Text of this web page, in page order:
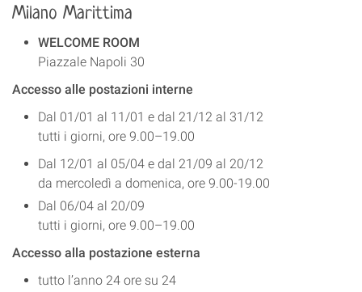
Milano Marittima
WELCOME ROOM
Piazzale Napoli 30
Accesso alle postazioni interne
Dal 01/01 al 11/01 e dal 21/12 al 31/12
tutti i giorni, ore 9.00–19.00
Dal 12/01 al 05/04 e dal 21/09 al 20/12
da mercoledì a domenica, ore 9.00-19.00
Dal 06/04 al 20/09
tutti i giorni, ore 9.00–19.00
Accesso alla postazione esterna
tutto l’anno 24 ore su 24